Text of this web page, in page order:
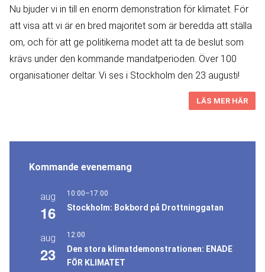
Nu bjuder vi in till en enorm demonstration för klimatet. För
att visa att vi är en bred majoritet som är beredda att ställa
om, och för att ge politikerna modet att ta de beslut som
krävs under den kommande mandatperioden. Över 100
organisationer deltar. Vi ses i Stockholm den 23 augusti!
LÄS MER HÄR
Kommande evenemang
aug
16
10:00–17:00
Stockholm: Bokbord på Drottninggatan
aug
23
12:00
Den stora klimatdemonstrationen: ENADE
FÖR KLIMATET